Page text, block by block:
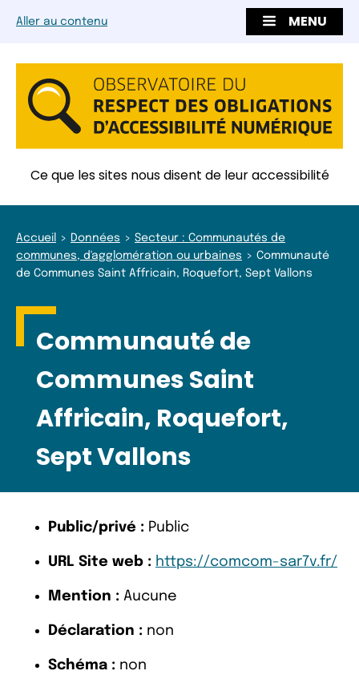
Aller au contenu MENU
Ce que les sites nous disent de leur accessibilité
Accueil Données
Secteur : Communautés de
communes, d'agglomération ou urbaines
Communauté
de Communes Saint Affricain, Roquefort, Sept Vallons
Communauté de
Communes Saint
Affricain, Roquefort,
Sept Vallons
Public/privé : Public
URL Site web : https://comcom-sar7v.fr/
Mention : Aucune
Déclaration : non
Schéma : non